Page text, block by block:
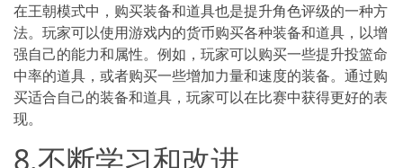
在王朝模式中，购买装备和道具也是提升角色评级的一种方
法。玩家可以使用游戏内的货币购买各种装备和道具，以增
强自己的能力和属性。例如，玩家可以购买一些提升投篮命
中率的道具，或者购买一些增加力量和速度的装备。通过购
买适合自己的装备和道具，玩家可以在比赛中获得更好的表
现。
8.不断学习和改进